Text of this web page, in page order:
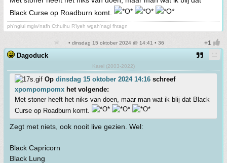
Black Curse op Roadburn komt.
ph'nglui mglw'nafh Cthulhu R'lyeh wgah'nagl fhtagn
• dinsdag 15 oktober 2024 @ 14:41 • 36
Dagoduck
Karel (2003-2022)
Op dinsdag 15 oktober 2024 14:16 schreef
xpompompomx het volgende:
Met stoner heeft het niks van doen, maar man wat ik blij dat Black
Curse op Roadburn komt.
Zegt met niets, ook nooit live gezien. Wel:
Black Capricorn
Black Lung